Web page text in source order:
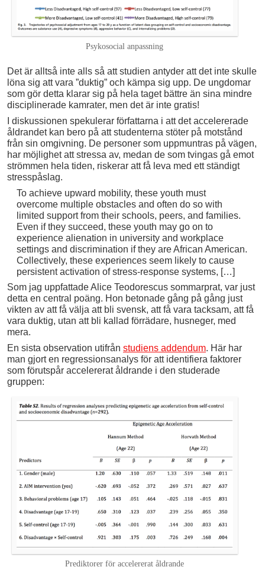
Psykosocial anpassning
Det är alltså inte alls så att studien antyder att det inte skulle
löna sig att vara ”duktig” och kämpa sig upp. De ungdomar
som gör detta klarar sig på hela taget bättre än sina mindre
disciplinerade kamrater, men det är inte gratis!
I diskussionen spekulerar författarna i att det accelererade
åldrandet kan bero på att studenterna stöter på motstånd
från sin omgivning. De personer som uppmuntras på vägen,
har möjlighet att stressa av, medan de som tvingas gå emot
strömmen hela tiden, riskerar att få leva med ett ständigt
stresspåslag.
To achieve upward mobility, these youth must
overcome multiple obstacles and often do so with
limited support from their schools, peers, and families.
Even if they succeed, these youth may go on to
experience alienation in university and workplace
settings and discrimination if they are African American.
Collectively, these experiences seem likely to cause
persistent activation of stress-response systems, […]
Som jag uppfattade Alice Teodorescus sommarprat, var just
detta en central poäng. Hon betonade gång på gång just
vikten av att få välja att bli svensk, att få vara tacksam, att få
vara duktig, utan att bli kallad förrädare, husneger, med
mera.
En sista observation utifrån studiens addendum. Här har
man gjort en regressionsanalys för att identifiera faktorer
som förutspår accelererat åldrande i den studerade
gruppen:
Prediktorer för accelererat åldrande